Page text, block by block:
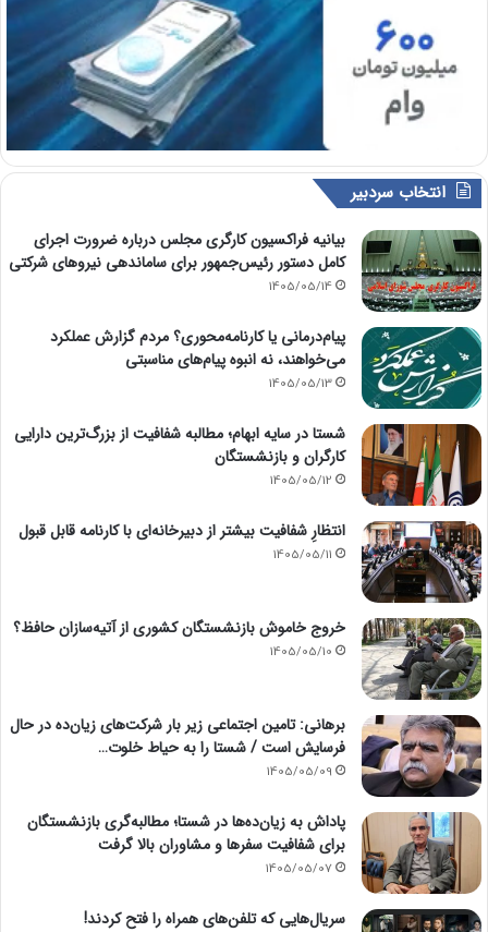
انتخاب سردبیر
بیانیه فراکسیون کارگری مجلس درباره ضرورت اجرای
کامل دستور رئیس‌جمهور برای ساماندهی نیروهای شرکتی
1405/05/14
پیام‌درمانی یا کارنامه‌محوری؟ مردم گزارش عملکرد
می‌خواهند، نه انبوه پیام‌های مناسبتی
1405/05/13
شستا در سایه ابهام؛ مطالبه شفافیت از بزرگ‌ترین دارایی
کارگران و بازنشستگان
1405/05/12
انتظارِ شفافیت بیشتر از دبیرخانه‌ای با کارنامه قابل قبول
1405/05/11
خروج خاموش بازنشستگان کشوری از آتیه‌سازان حافظ؟
1405/05/10
برهانی: تامین اجتماعی زیر بار شرکت‌های زیان‌ده در حال
فرسایش است / شستا را به حیاط خلوت…
1405/05/09
پاداش به زیان‌ده‌ها در شستا؛ مطالبه‌گری بازنشستگان
برای شفافیت سفرها و مشاوران بالا گرفت
1405/05/07
سریال‌هایی که تلفن‌های همراه را فتح کردند!